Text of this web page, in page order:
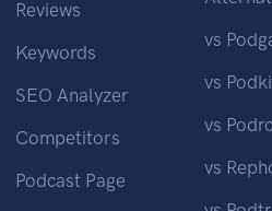
Reviews
Keywords
SEO Analyzer
Competitors
Podcast Page
vs
vs
vs
vs